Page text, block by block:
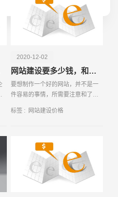
生影响。优质域名和高性能服
网站提供更好的稳定性和安全
建设并非一次性投入，后期
出。这些费用根据维护内容和
选择专业服务商并进行详细咨
服务商的报价和服务质量，以
建设方案。
2020-12-02
网站建设要多少钱，和哪些因素有关
要想制作一个好的网站，并不是一
件容易的事情，所需要注意和了解
网站普及化的今天，有更多的人们
标签 : 网站建设价格